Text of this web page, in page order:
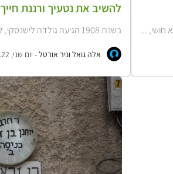
להשיב את נטעיך ורננת חייך
בשנת 1908 הגיעה גולדה לישנסקי, לימים רחל ינאית בן־צבי, לארץ ישראל. 'עריית הארץ...
אלה גואל וניר אורטל - יום שני, 17.1.22, ט"ו שבט התשפ"ב